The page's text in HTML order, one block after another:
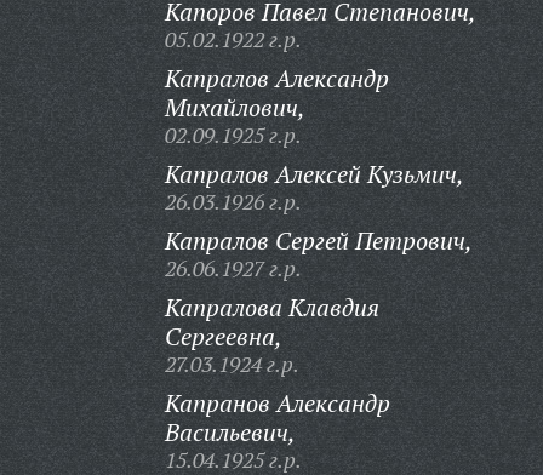
Капоров Павел Степанович,
05.02.1922 г.р.
Капралов Александр
Михайлович,
02.09.1925 г.р.
Капралов Алексей Кузьмич,
26.03.1926 г.р.
Капралов Сергей Петрович,
26.06.1927 г.р.
Капралова Клавдия
Сергеевна,
27.03.1924 г.р.
Капранов Александр
Васильевич,
15.04.1925 г.р.